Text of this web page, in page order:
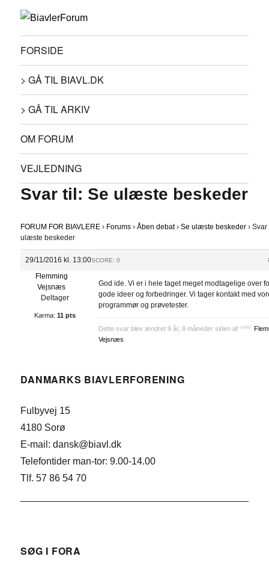
FORSIDE
> GÅ TIL BIAVL.DK
> GÅ TIL ARKIV
OM FORUM
VEJLEDNING
Svar til: Se ulæste beskeder
FORUM FOR BIAVLERE › Forums › Åben debat › Se ulæste beskeder › Svar
ulæste beskeder
29/11/2016 kl. 13:00SCORE: 0
Flemming
Vejsnæs
Deltager
Karma: 11 pts
God ide. Vi er i hele taget meget modtagelige over
gode ideer og forbedringer. Vi tager kontakt med
programmør og prøvetester.
Dette svar blev ændret 9 år, 8 måneder siden af
Vejsnæs
DANMARKS BIAVLERFORENING
Fulbyvej 15
4180 Sorø
E-mail: dansk@biavl.dk
Telefontider man-tor: 9.00-14.00
Tlf. 57 86 54 70
SØG I FORA